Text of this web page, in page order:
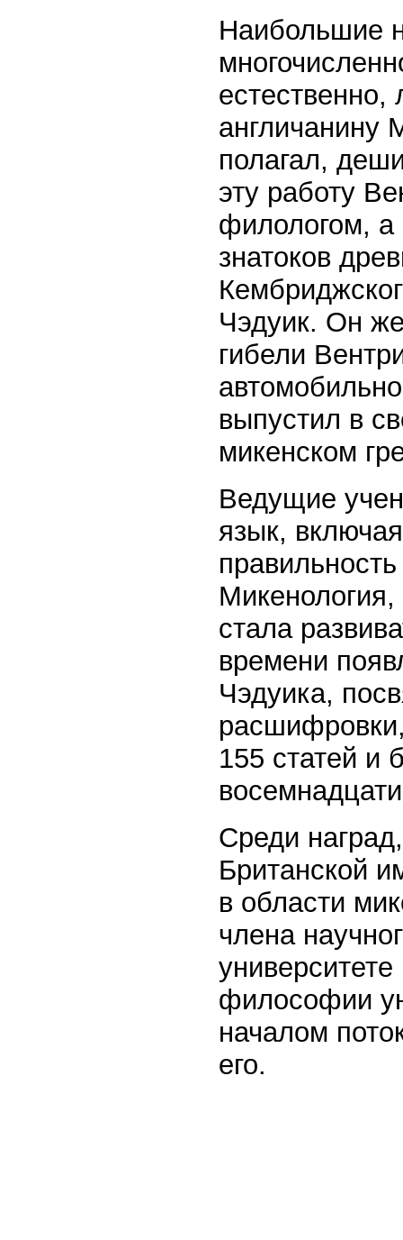
Наибольшие
англичанину
полагал,
эту работу
филологом, а
знатоков
Чэдуик. Он
гибели
выпустил в
микенском
Ведущие
язык,
стала
времени
Чэдуика,
155 статей и
Среди
Британской
в области
члена
философии
началом
его.